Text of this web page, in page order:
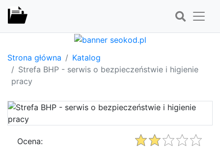
Strona główna
Katalog
Strefa BHP - serwis o bezpieczeństwie i higienie
pracy
Ocena: